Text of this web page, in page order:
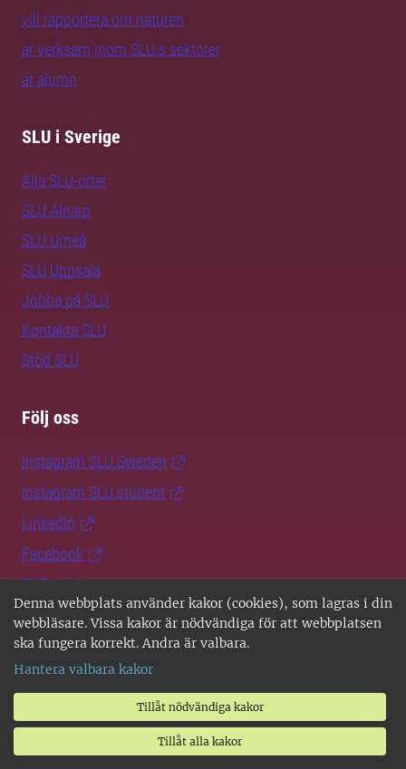
Denna webbplats använder kakor (cookies), som lagras i din
webbläsare. Vissa kakor är nödvändiga för att webbplatsen
ska fungera korrekt. Andra är valbara.
Hantera valbara kakor
Tillåt nödvändiga kakor
Tillåt alla kakor
vill rapportera om naturen
är verksam inom SLU:s sektorer
är alumn
SLU i Sverige
Alla SLU-orter
SLU Alnarp
SLU Umeå
SLU Uppsala
Jobba på SLU
Kontakta SLU
Stöd SLU
Följ oss
Instagram SLU.Sweden
Instagram SLU.student
LinkedIn
Facebook
TikTok
SLU Play